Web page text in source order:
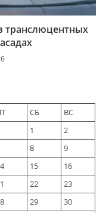
транслюцентных
СБ
ВС
1
2
8
9
15
16
22
23
29
30